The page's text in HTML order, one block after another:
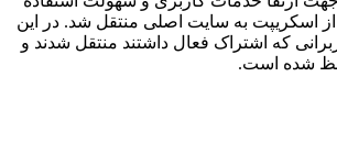
از اسکریپت به سایت اصلی منتقل شد. در این
که اشتراک فعال داشتند منتقل شدند و
شده است.